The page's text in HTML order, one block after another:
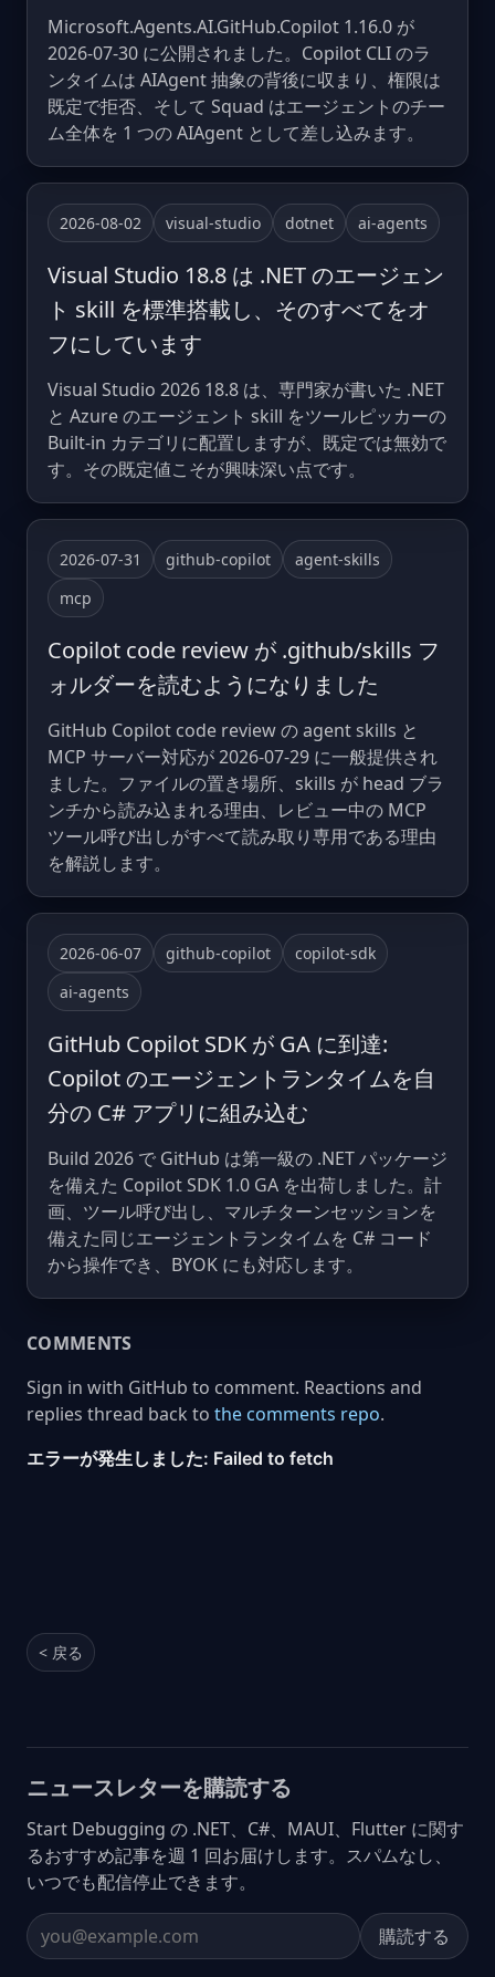
Microsoft.Agents.AI.GitHub.Copilot 1.16.0 が
2026-07-30 に公開されました。Copilot CLI のラ
ンタイムは AIAgent 抽象の背後に収まり、権限は
既定で拒否、そして Squad はエージェントのチー
ム全体を 1 つの AIAgent として差し込みます。
2026-08-02 visual-studio dotnet ai-agents
Visual Studio 18.8 は .NET のエージェン
ト skill を標準搭載し、そのすべてをオ
フにしています
Visual Studio 2026 18.8 は、専門家が書いた .NET
と Azure のエージェント skill をツールピッカーの
Built-in カテゴリに配置しますが、既定では無効で
す。その既定値こそが興味深い点です。
2026-07-31 github-copilot
agent-skills
mcp
Copilot code review が .github/skills フ
ォルダーを読むようになりました
GitHub Copilot code review の agent skills と
MCP サーバー対応が 2026-07-29 に一般提供され
ました。ファイルの置き場所、skills が head ブラ
ンチから読み込まれる理由、レビュー中の MCP
ツール呼び出しがすべて読み取り専用である理由
を解説します。
2026-06-07 github-copilot
copilot-sdk
ai-agents
GitHub Copilot SDK が GA に到達:
Copilot のエージェントランタイムを自
分の C# アプリに組み込む
Build 2026 で GitHub は第一級の .NET パッケージ
を備えた Copilot SDK 1.0 GA を出荷しました。計
画、ツール呼び出し、マルチターンセッションを
備えた同じエージェントランタイムを C# コード
から操作でき、BYOK にも対応します。
COMMENTS
Sign in with GitHub to comment. Reactions and
replies thread back to the comments repo.
< 戻る
ニュースレターを購読する
Start Debugging の .NET、C#、MAUI、Flutter に関す
るおすすめ記事を週 1 回お届けします。スパムなし、
いつでも配信停止できます。
Email address 購読する